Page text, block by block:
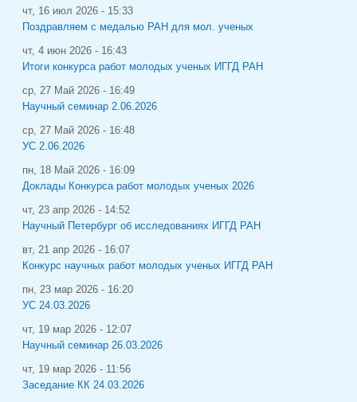
чт, 16 июл 2026 - 15:33
Поздравляем с медалью РАН для мол. ученых
чт, 4 июн 2026 - 16:43
Итоги конкурса работ молодых ученых ИГГД РАН
ср, 27 Май 2026 - 16:49
Научный семинар 2.06.2026
ср, 27 Май 2026 - 16:48
УС 2.06.2026
пн, 18 Май 2026 - 16:09
Доклады Конкурса работ молодых ученых 2026
чт, 23 апр 2026 - 14:52
Научный Петербург об исследованиях ИГГД РАН
вт, 21 апр 2026 - 16:07
Конкурс научных работ молодых ученых ИГГД РАН
пн, 23 мар 2026 - 16:20
УС 24.03.2026
чт, 19 мар 2026 - 12:07
Научный семинар 26.03.2026
чт, 19 мар 2026 - 11:56
Заседание КК 24.03.2026